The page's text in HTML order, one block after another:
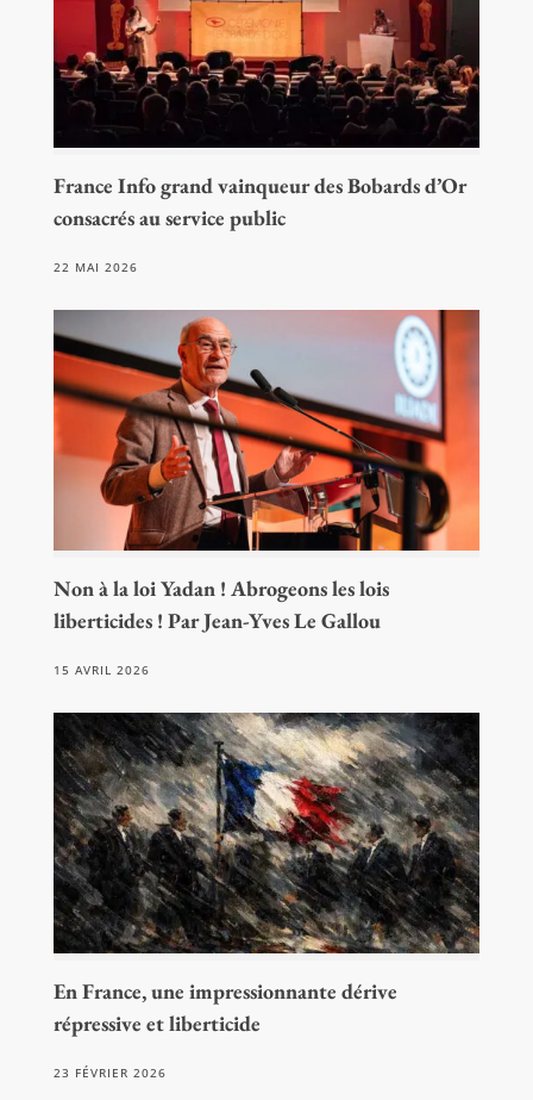
France Info grand vainqueur des Bobards d’Or
consacrés au service public
22 MAI 2026
Non à la loi Yadan ! Abrogeons les lois
liberticides ! Par Jean-Yves Le Gallou
15 AVRIL 2026
En France, une impressionnante dérive
répressive et liberticide
23 FÉVRIER 2026